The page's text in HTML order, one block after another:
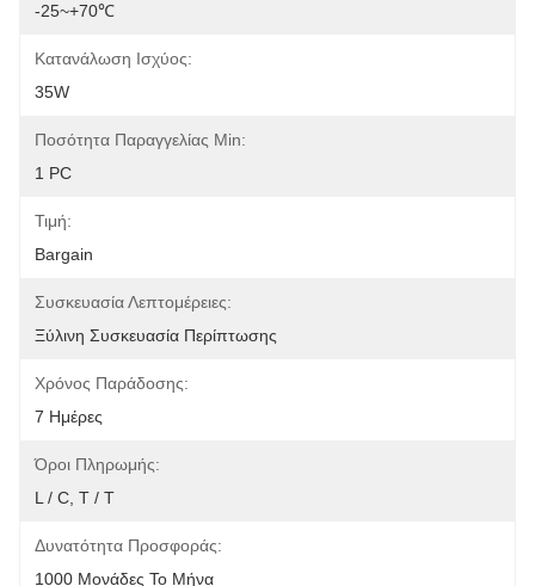
-25~+70℃
Κατανάλωση Ισχύος:
35W
Ποσότητα Παραγγελίας Min:
1 PC
Τιμή:
Bargain
Συσκευασία Λεπτομέρειες:
Ξύλινη Συσκευασία Περίπτωσης
Χρόνος Παράδοσης:
7 Ημέρες
Όροι Πληρωμής:
L / C, T / T
Δυνατότητα Προσφοράς:
1000 Μονάδες Το Μήνα